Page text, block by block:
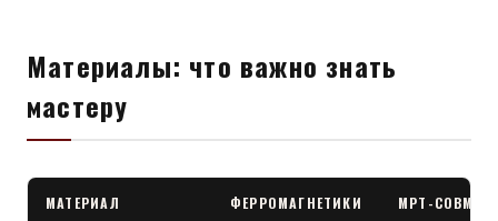
Материалы: что важно знать
мастеру
МАТЕРИАЛ ФЕРРОМАГНЕТИКИ МРТ-